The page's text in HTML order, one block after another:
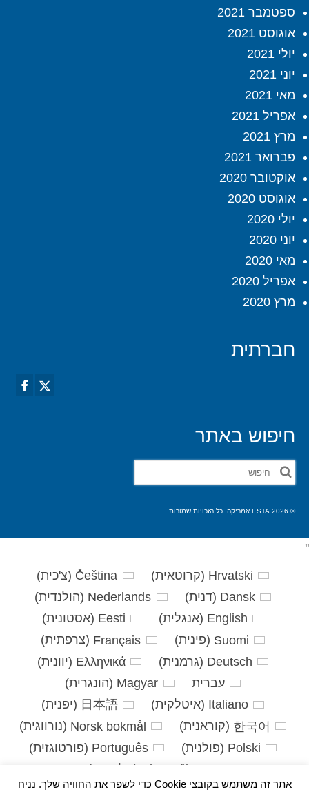
ספטמבר 2021
אוגוסט 2021
יולי 2021
יוני 2021
מאי 2021
אפריל 2021
מרץ 2021
פברואר 2021
אוקטובר 2020
אוגוסט 2020
יולי 2020
יוני 2020
מאי 2020
אפריל 2020
מרץ 2020
חברתית
חיפוש באתר
חפש
את:
© 2026 ESTA אמריקה. כל הזכויות שמורות.
אתר זה משתמש בקובצי Cookie כדי לשפר את החוויה שלך. נניח
'
'
Hrvatski
(קרוטאית)
Čeština
(צ'כית)
Dansk
(דנית)
Nederlands
(הולנדית)
English
(אנגלית)
Eesti
(אסטונית)
Suomi
(פינית)
Français
(צרפתית)
Deutsch
(גרמנית)
Ελληνικά
(יוונית)
עברית
Magyar
(הונגרית)
Italiano
(איטלקית)
日本語
(יפנית)
한국어
(קוראנית)
Norsk bokmål
(נורווגית)
Polski
(פולנית)
Português
(פורטוגזית)
Slovenčina
( סלאבית)
Slovenščina
(סלובנית )
Español
(ספרדית )